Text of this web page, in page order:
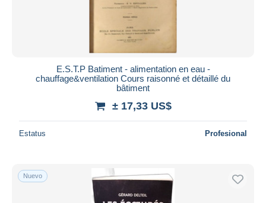
E.S.T.P Batiment - alimentation en eau -
chauffage&ventilation Cours raisonné et détaillé du
bâtiment
± 17,33 US$
Estatus Profesional
Nuevo